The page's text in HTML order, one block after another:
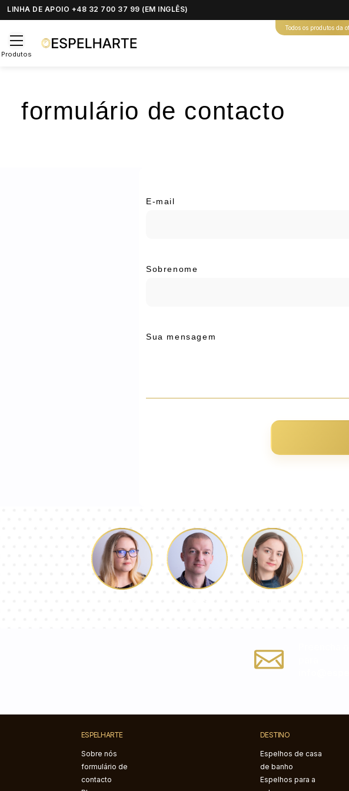
LINHA DE APOIO +48 32 700 37 99 (EM INGLÊS)
Todos os produtos da
Produtos
formulário de contacto
E-mail
Sobrenome
Sua mensagem
ESPELHARTE
Sobre nós
formulário de
contacto
DESTINO
Espelhos de casa
de banho
Espelhos para a